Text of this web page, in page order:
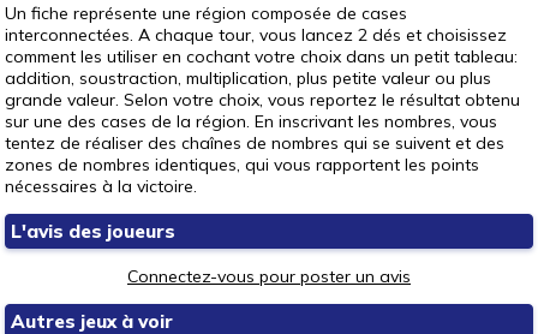
Un fiche représente une région composée de cases
interconnectées. A chaque tour, vous lancez 2 dés et choisissez
comment les utiliser en cochant votre choix dans un petit tableau:
addition, soustraction, multiplication, plus petite valeur ou plus
grande valeur. Selon votre choix, vous reportez le résultat obtenu
sur une des cases de la région. En inscrivant les nombres, vous
tentez de réaliser des chaînes de nombres qui se suivent et des
zones de nombres identiques, qui vous rapportent les points
nécessaires à la victoire.
L'avis des joueurs
Connectez-vous pour poster un avis
Autres jeux à voir